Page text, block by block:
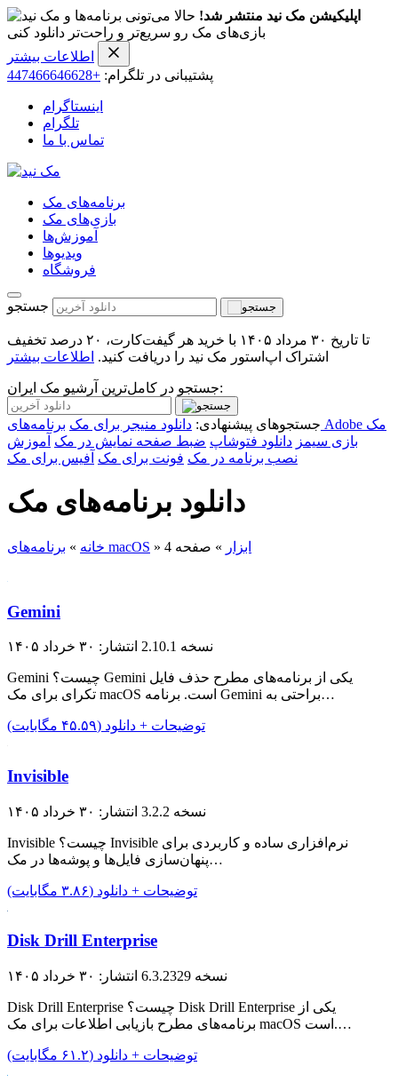
اپلیکیشن مک نید منتشر شد! حالا می‌تونی برنامه‌ها و
بازی‌های مک رو سریع‌تر و راحت‌تر دانلود کنی
اطلاعات بیشتر
پشتیبانی در تلگرام: +447466646628
اینستاگرام
تلگرام
تماس با ما
برنامه‌های مک
بازی‌های مک
آموزش‌ها
ویدیو‌ها
فروشگاه
جستجو
تا تاریخ ۳۰ مرداد ۱۴۰۵ با خرید هر گیفت‌کارت، ۲۰ درصد تخفیف
اشتراک اپ‌استور مک نید را دریافت کنید. اطلاعات بیشتر
جستجو در کامل‌ترین آرشیو مک ایران:
جستجوهای پیشنهادی: دانلود منیجر برای مک
برنامه‌های Adobe مک
بازی سیمز دانلود فتوشاپ ضبط صفحه نمایش در مک آموزش
نصب برنامه در مک فونت برای مک آفیس برای مک
دانلود برنامه‌های مک
خانه » برنامه‌های macOS » ابزار » صفحه 4
Gemini
نسخه 2.10.1 انتشار: ۳۰ خرداد ۱۴۰۵
Gemini چیست؟ Gemini یکی از برنامه‌های مطرح حذف فایل
تکرای برای مک macOS است. برنامه Gemini براحتی به…
توضیحات + دانلود (۴۵.۵۹ مگابایت)
Invisible
نسخه 3.2.2 انتشار: ۳۰ خرداد ۱۴۰۵
Invisible چیست؟ Invisible نرم‌افزاری ساده و کاربردی برای
پنهان‌سازی فایل‌ها و پوشه‌ها در مک…
توضیحات + دانلود (۳.۸۶ مگابایت)
Disk Drill Enterprise
نسخه 6.3.2329 انتشار: ۳۰ خرداد ۱۴۰۵
Disk Drill Enterprise چیست؟ Disk Drill Enterprise یکی از
برنامه‌های مطرح بازیابی اطلاعات برای مک macOS است.…
توضیحات + دانلود (۶۱.۲ مگابایت)